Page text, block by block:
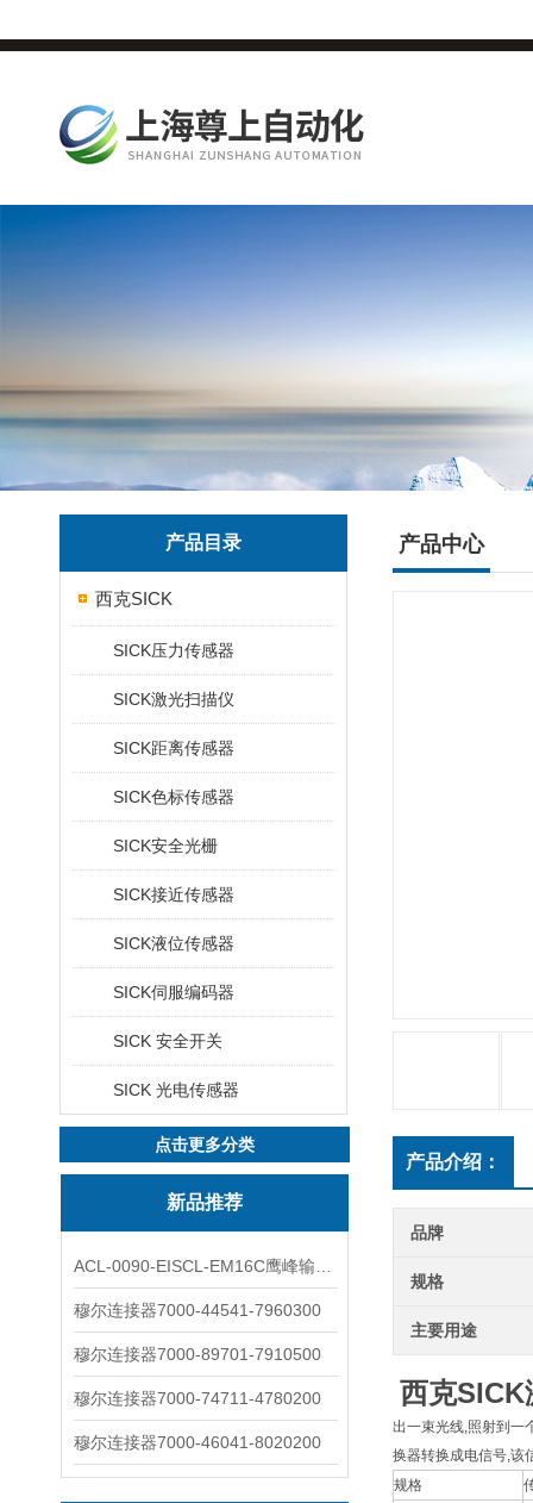
产品目录
西克SICK
SICK压力传感器
SICK激光扫描仪
SICK距离传感器
SICK色标传感器
SICK安全光栅
SICK接近传感器
SICK液位传感器
SICK伺服编码器
SICK 安全开关
SICK 光电传感器
点击更多分类
新品推荐
穆尔连接器7000-44541-7960300
穆尔连接器7000-89701-7910500
穆尔连接器7000-74711-4780200
穆尔连接器7000-46041-8020200
产品中心
产品介绍：
品牌
规格
主要用途
西克SICK
出一束光线,照射到一
换器转换成电信号,该
规格